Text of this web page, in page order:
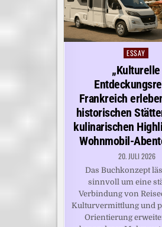
Posted
in
ESSAY
„Kulturelle
Frankreich
historischen
kulinarischen
Wohnmobil-
20. JULI 2026
Das Buchkonzept
sinnvoll um eine
Verbindung von
Kulturvermittlung und
Orientierung